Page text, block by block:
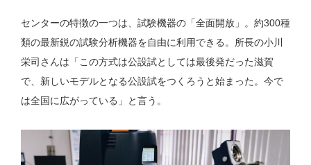
センターの特徴の一つは、試験機器の「全面開放」。約300種
類の最新鋭の試験分析機器を自由に利用できる。所長の小川
栄司さんは「この方式は公設試としては最後発だった滋賀
で、新しいモデルとなる公設試をつくろうと始まった。今で
は全国に広がっている」と言う。